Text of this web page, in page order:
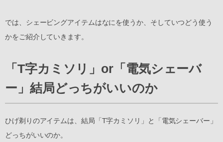
では、シェービングアイテムはなにを使うか、そしていつどう使う
かをご紹介していきます。
「T字カミソリ」or「電気シェーバ
ー」結局どっちがいいのか
ひげ剃りのアイテムは、結局「T字カミソリ」と「電気シェーバー」
どっちがいいのか。